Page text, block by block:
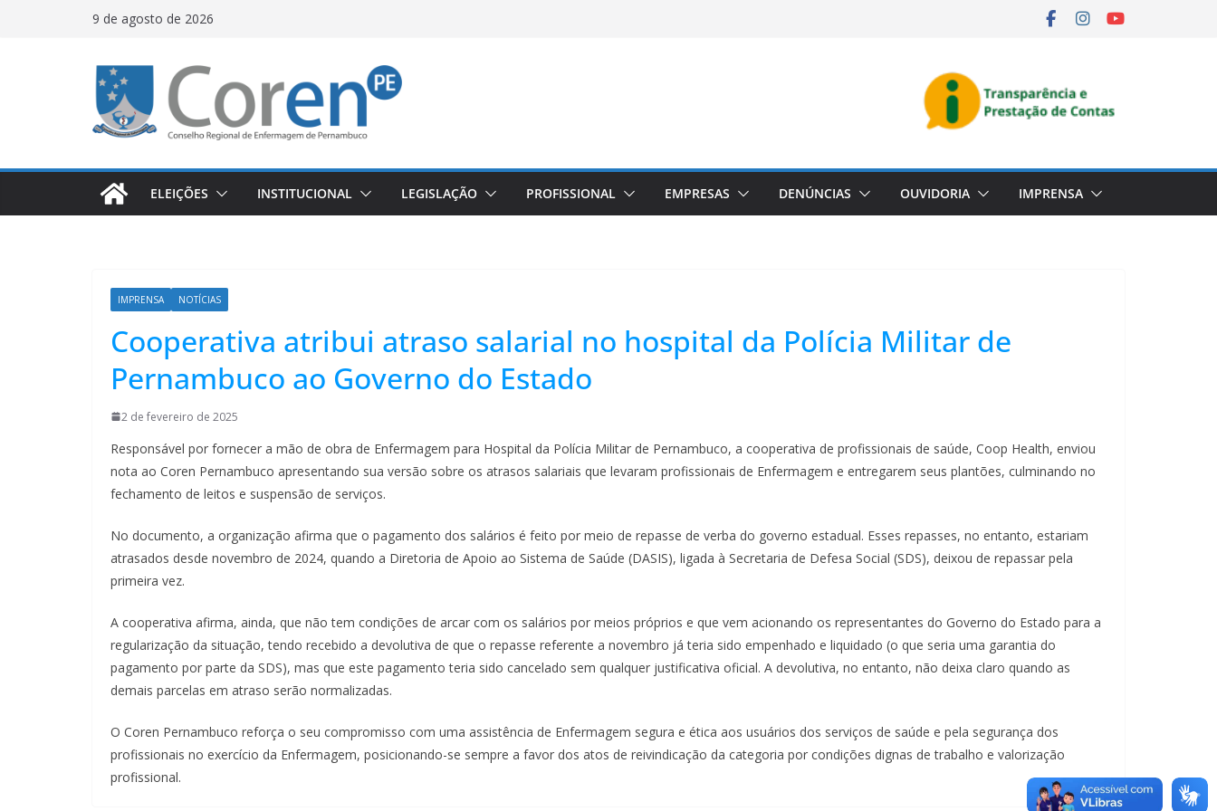
9 de agosto de 2026
ELEIÇÕES INSTITUCIONAL LEGISLAÇÃO PROFISSIONAL EMPRESAS DENÚNCIAS OUVIDORIA IMPRENSA
IMPRENSA NOTÍCIAS
Cooperativa atribui atraso salarial no hospital da Polícia Militar de
Pernambuco ao Governo do Estado
2 de fevereiro de 2025
Responsável por fornecer a mão de obra de Enfermagem para Hospital da Polícia Militar de Pernambuco, a cooperativa de profissionais de saúde, Coop Health, enviou
nota ao Coren Pernambuco apresentando sua versão sobre os atrasos salariais que levaram profissionais de Enfermagem e entregarem seus plantões, culminando no
fechamento de leitos e suspensão de serviços.
No documento, a organização afirma que o pagamento dos salários é feito por meio de repasse de verba do governo estadual. Esses repasses, no entanto, estariam
atrasados desde novembro de 2024, quando a Diretoria de Apoio ao Sistema de Saúde (DASIS), ligada à Secretaria de Defesa Social (SDS), deixou de repassar pela
primeira vez.
A cooperativa afirma, ainda, que não tem condições de arcar com os salários por meios próprios e que vem acionando os representantes do Governo do Estado para a
regularização da situação, tendo recebido a devolutiva de que o repasse referente a novembro já teria sido empenhado e liquidado (o que seria uma garantia do
pagamento por parte da SDS), mas que este pagamento teria sido cancelado sem qualquer justificativa oficial. A devolutiva, no entanto, não deixa claro quando as
demais parcelas em atraso serão normalizadas.
O Coren Pernambuco reforça o seu compromisso com uma assistência de Enfermagem segura e ética aos usuários dos serviços de saúde e pela segurança dos
profissionais no exercício da Enfermagem, posicionando-se sempre a favor dos atos de reivindicação da categoria por condições dignas de trabalho e valorização
profissional.